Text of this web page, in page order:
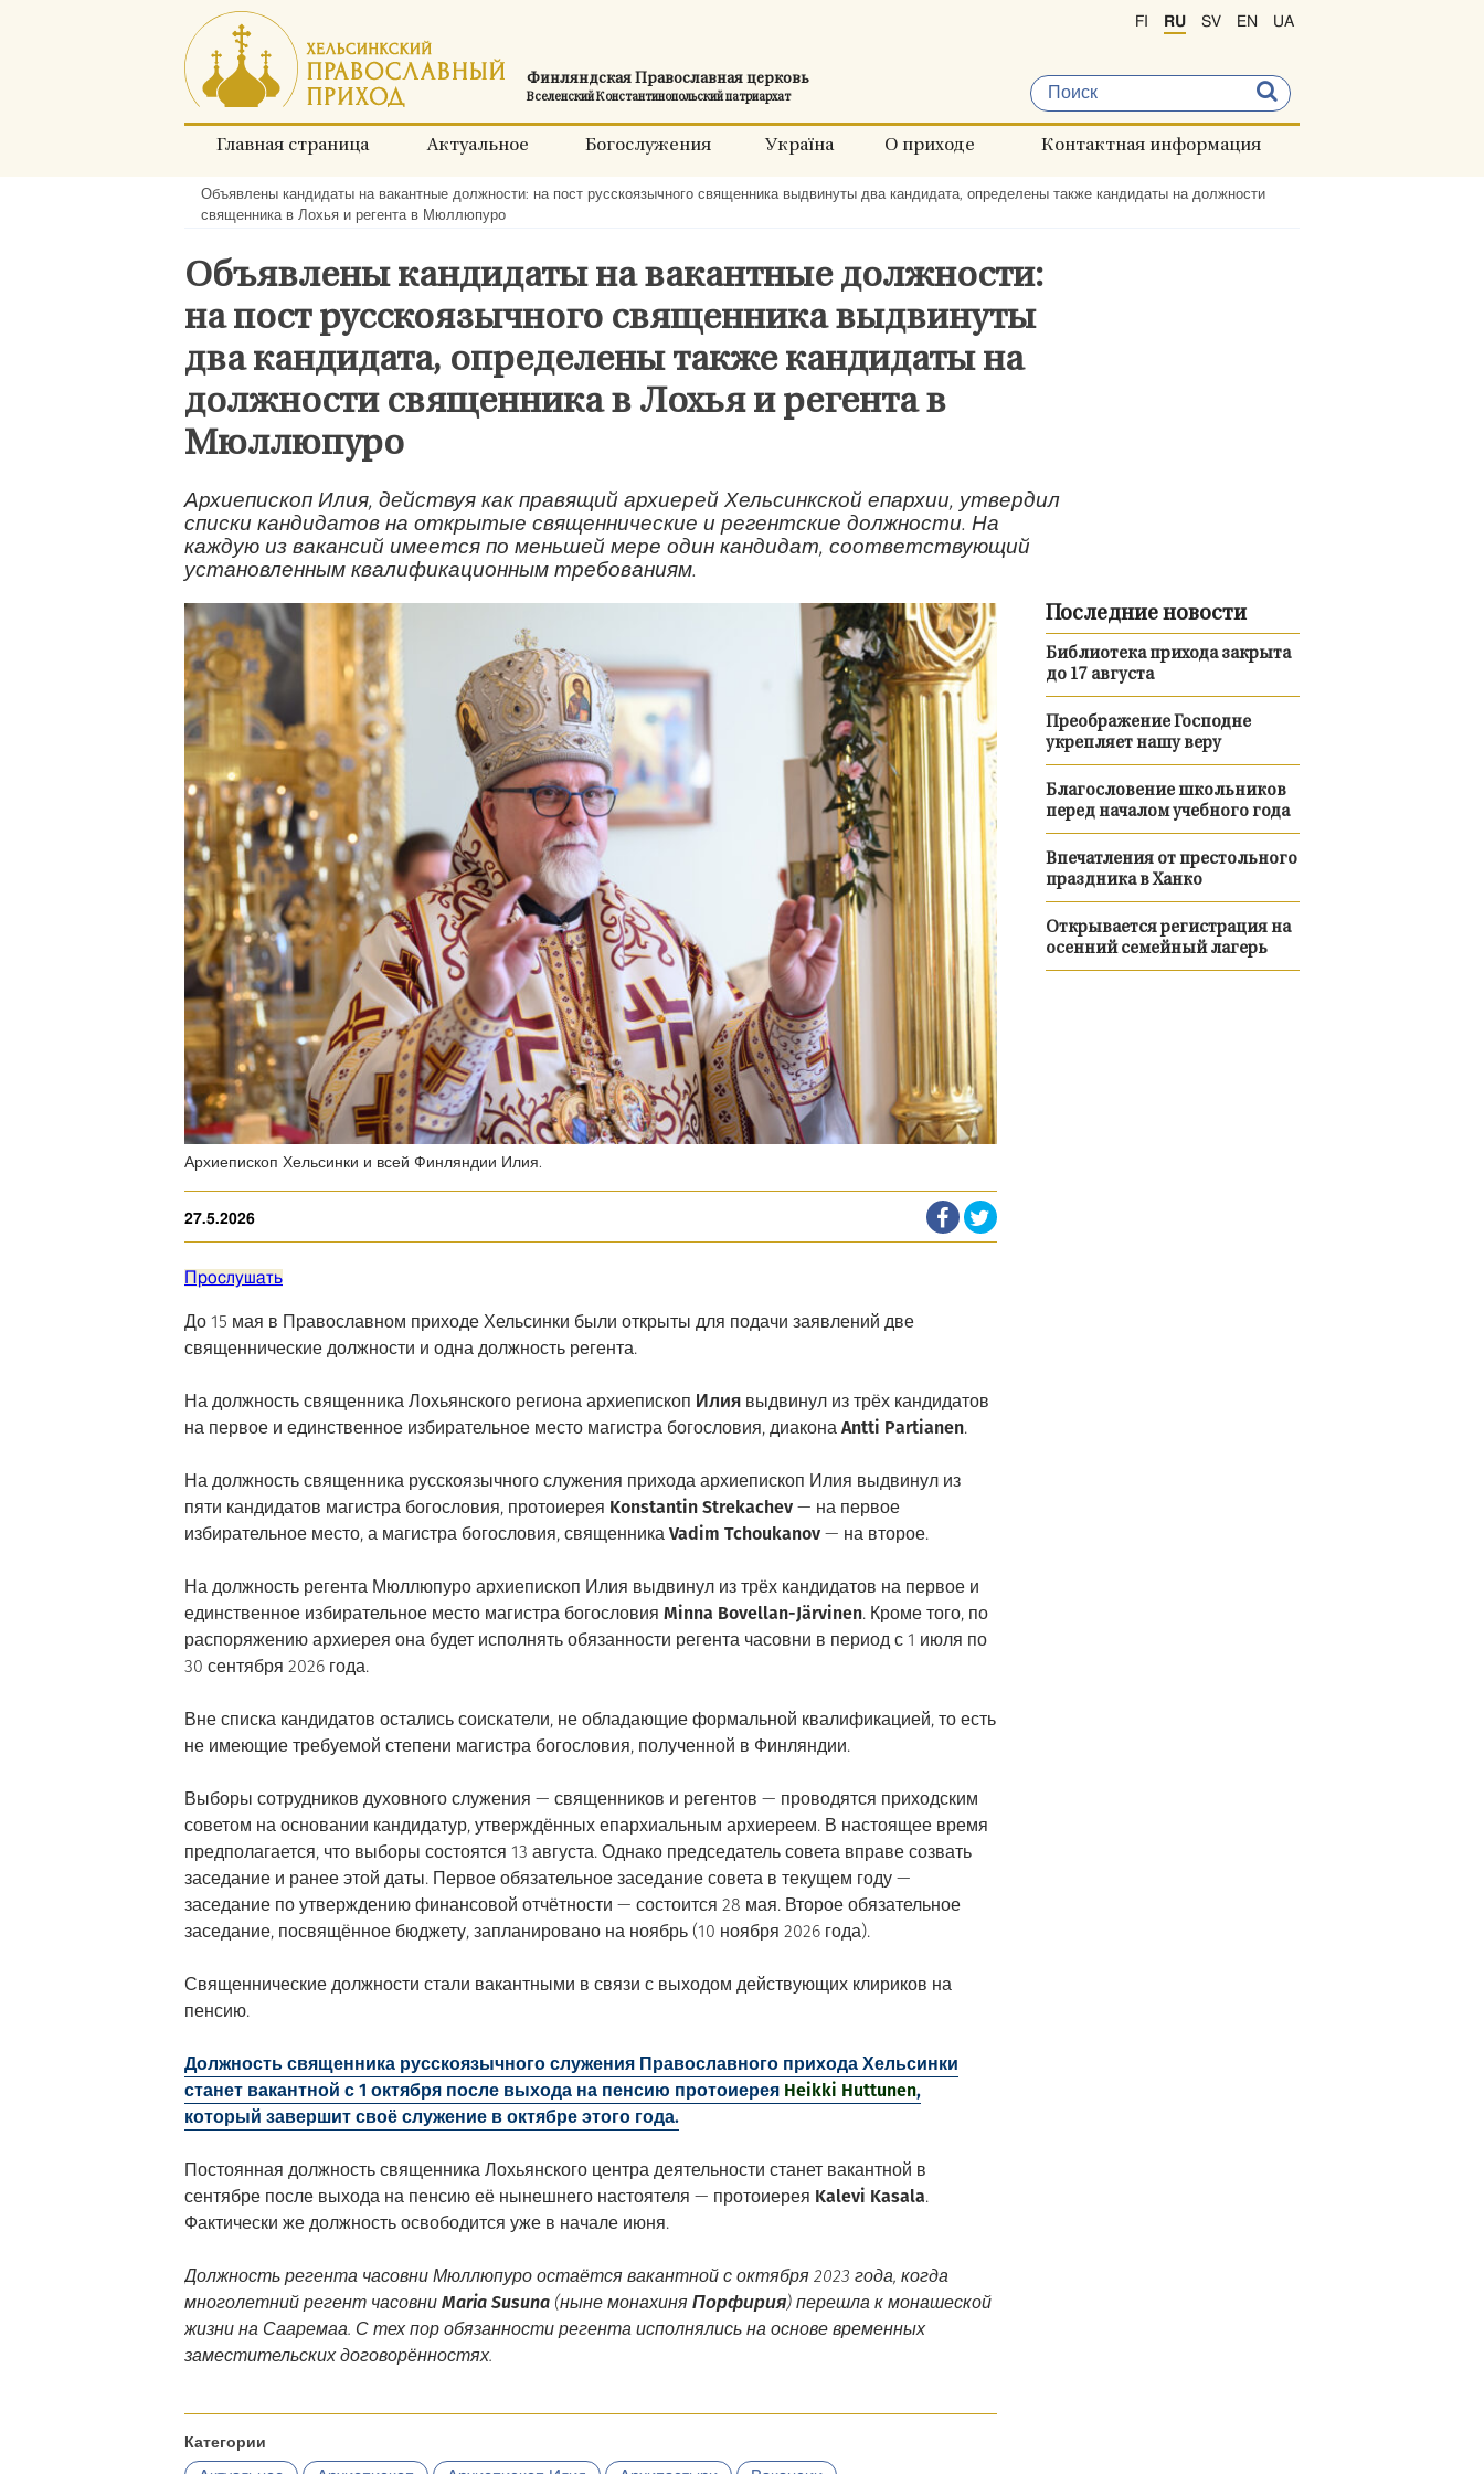
Перейти
к
содержимому
Финляндская Православная церковь
Вселенский Константинопольский патриархат
FI RU SV EN UA
Главная страница Актуальное Богослужения Україна О приходе Контактная информация
Хлебные
крошки:
Объявлены кандидаты на вакантные должности: на пост русскоязычного священника выдвинуты два кандидата, определены также кандидаты на должности
священника в Лохья и регента в Мюллюпуро
Объявлены кандидаты на вакантные должности:
на пост русскоязычного священника выдвинуты
два кандидата, определены также кандидаты на
должности священника в Лохья и регента в
Мюллюпуро
Архиепископ Илия, действуя как правящий архиерей Хельсинкской епархии, утвердил
списки кандидатов на открытые священнические и регентские должности. На
каждую из вакансий имеется по меньшей мере один кандидат, соответствующий
установленным квалификационным требованиям.
Архиепископ Хельсинки и всей Финляндии Илия.
27.5.2026
Прослушать
До 15 мая в Православном приходе Хельсинки были открыты для подачи заявлений две
священнические должности и одна должность регента.
На должность священника Лохьянского региона архиепископ Илия выдвинул из трёх кандидатов
на первое и единственное избирательное место магистра богословия, диаконаAntti Partianen.
На должность священника русскоязычного служения прихода архиепископ Илия выдвинул из
пяти кандидатов магистра богословия, протоиерея Konstantin Strekachev— на первое
избирательное место, а магистра богословия, священникаVadim Tchoukanov— на второе.
На должность регента Мюллюпуро архиепископ Илия выдвинул из трёх кандидатов на первое и
единственное избирательное место магистра богословия Minna Bovellan-Järvinen. Кроме того, по
распоряжению архиерея она будет исполнять обязанности регента часовни в период с 1 июля по
30 сентября 2026 года.
Вне списка кандидатов остались соискатели, не обладающие формальной квалификацией, то есть
не имеющие требуемой степени магистра богословия, полученной в Финляндии.
Выборы сотрудников духовного служения — священников и регентов — проводятся приходским
советом на основании кандидатур, утверждённых епархиальным архиереем. В настоящее время
предполагается, что выборы состоятся 13 августа. Однако председатель совета вправе созвать
заседание и ранее этой даты. Первое обязательное заседание совета в текущем году —
заседание по утверждению финансовой отчётности — состоится 28 мая. Второе обязательное
заседание, посвящённое бюджету, запланировано на ноябрь (10 ноября 2026 года).
Священнические должности стали вакантными в связи с выходом действующих клириков на
пенсию.
Должность священника русскоязычного служения Православного прихода Хельсинки
станет вакантной с 1 октября после выхода на пенсию протоиерея Heikki Huttunen,
который завершит своё служение в октябре этого года.
Постоянная должность священника Лохьянского центра деятельности станет вакантной в
сентябре после выхода на пенсию её нынешнего настоятеля — протоиерея Kalevi Kasala.
Фактически же должность освободится уже в начале июня.
Должность регента часовни Мюллюпуро остаётся вакантной с октября 2023 года, когда
многолетний регент часовниMaria Susuna (ныне монахиняПорфирия) перешла к монашеской
жизни на Сааремаа. С тех пор обязанности регента исполнялись на основе временных
заместительских договорённостях.
Категории
Последние новости
Библиотека прихода закрыта
до 17 августа
Преображение Господне
укрепляет нашу веру
Благословение школьников
перед началом учебного года
Впечатления от престольного
праздника в Ханко
Открывается регистрация на
осенний семейный лагерь